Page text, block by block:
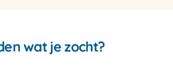
wat je zocht?